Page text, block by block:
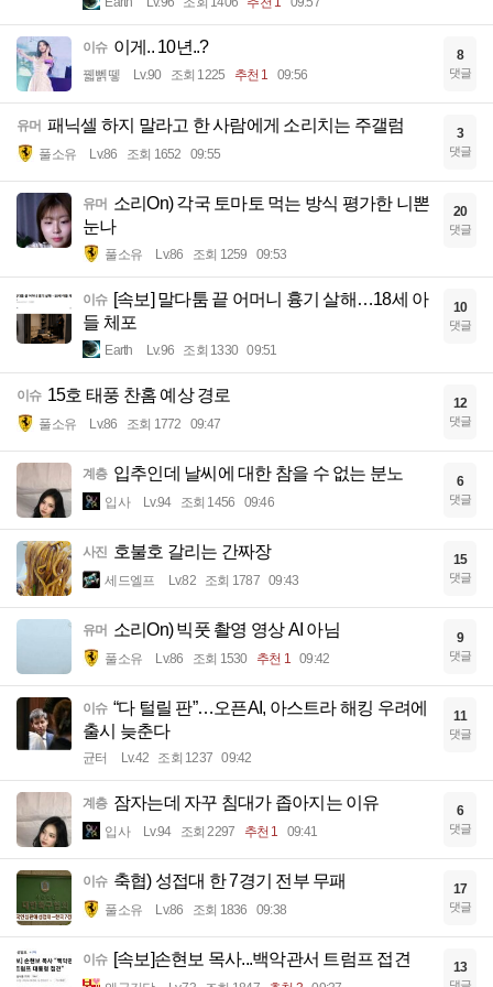
이슈 이게.. 10년..?
꿻뻵뗗 Lv.90 조회 1225 추천 1 09:56
8
댓글
유머 패닉셀 하지 말라고 한 사람에게 소리치는 주갤럼
풀소유 Lv.86 조회 1652 09:55
3
댓글
유머 소리On) 각국 토마토 먹는 방식 평가한 니뽄
눈나
풀소유 Lv.86 조회 1259 09:53
20
댓글
이슈 [속보] 말다툼 끝 어머니 흉기 살해…18세 아
들 체포
Earth Lv.96 조회 1330 09:51
10
댓글
이슈 15호 태풍 찬홈 예상 경로
풀소유 Lv.86 조회 1772 09:47
12
댓글
계층 입추인데 날씨에 대한 참을 수 없는 분노
입사 Lv.94 조회 1456 09:46
6
댓글
사진 호불호 갈리는 간짜장
세드엘프 Lv.82 조회 1787 09:43
15
댓글
유머 소리On) 빅풋 촬영 영상 AI 아님
풀소유 Lv.86 조회 1530 추천 1 09:42
9
댓글
이슈 “다 털릴 판”…오픈AI, 아스트라 해킹 우려에
출시 늦춘다
균터 Lv.42 조회 1237 09:42
11
댓글
계층 잠자는데 자꾸 침대가 좁아지는 이유
입사 Lv.94 조회 2297 추천 1 09:41
6
댓글
이슈 축협) 성접대 한 7경기 전부 무패
풀소유 Lv.86 조회 1836 09:38
17
댓글
이슈 [속보]손현보 목사...백악관서 트럼프 접견 13